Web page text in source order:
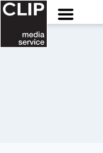
Zum
Inhalt
springen